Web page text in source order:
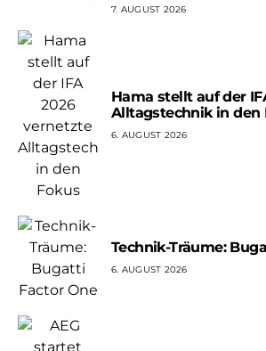
7. AUGUST 2026
Hama stellt auf der
Alltagstechnik in den
6. AUGUST 2026
Technik-Träume:
6. AUGUST 2026